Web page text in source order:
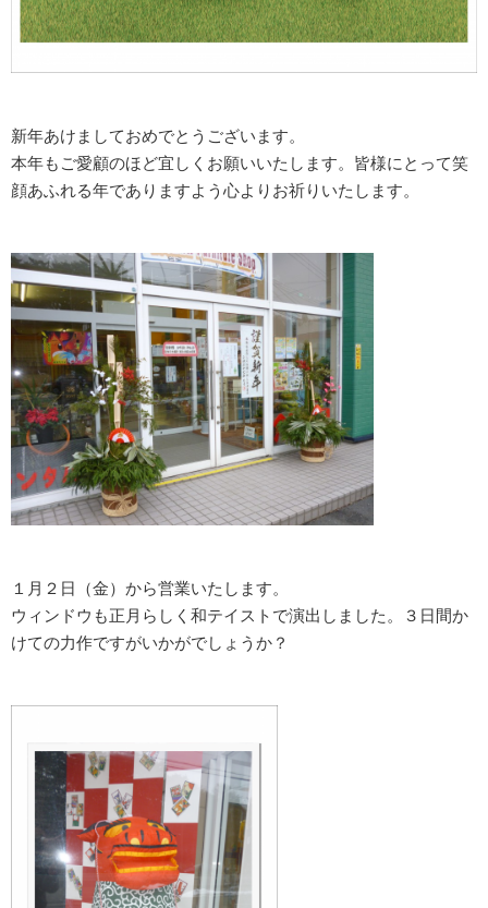
新年あけましておめでとうございます。
本年もご愛顧のほど宜しくお願いいたします。皆様にとって笑
顔あふれる年でありますよう心よりお祈りいたします。
１月２日（金）から営業いたします。
ウィンドウも正月らしく和テイストで演出しました。３日間か
けての力作ですがいかがでしょうか？